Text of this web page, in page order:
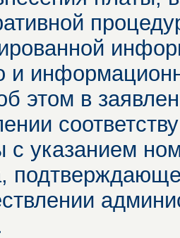
и
этом в
с указанием